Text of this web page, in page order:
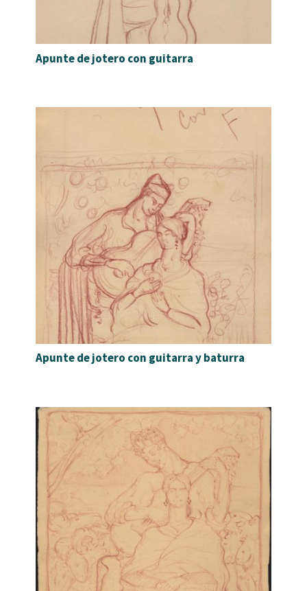
Apunte de jotero con guitarra
Apunte de jotero con guitarra y baturra